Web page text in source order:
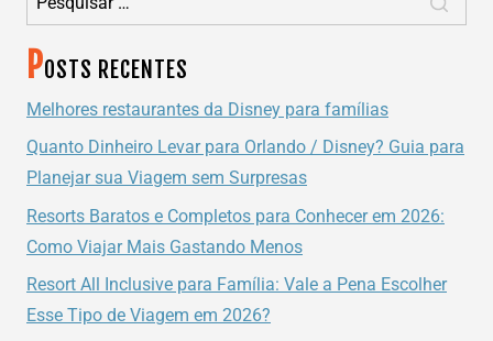
EM
POSTS RECENTES
Melhores restaurantes da Disney para famílias
Quanto Dinheiro Levar para Orlando / Disney? Guia para
Planejar sua Viagem sem Surpresas
Resorts Baratos e Completos para Conhecer em 2026:
Como Viajar Mais Gastando Menos
Resort All Inclusive para Família: Vale a Pena Escolher
Esse Tipo de Viagem em 2026?